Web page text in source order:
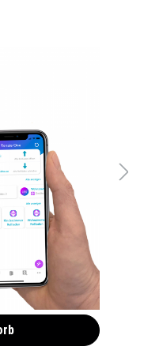
blind One